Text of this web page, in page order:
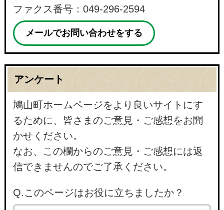
ファクス番号：049-296-2594
メールでお問い合わせをする
アンケート
鳩山町ホームページをより良いサイトにす
るために、皆さまのご意見・ご感想をお聞
かせください。
なお、この欄からのご意見・ご感想には返
信できませんのでご了承ください。
Q.このページはお役に立ちましたか？